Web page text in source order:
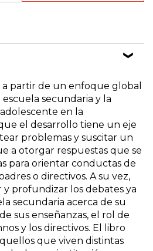
partir de un enfoque global
escuela secundaria y la
en la
el desarrollo tiene un eje
problemas y suscitar un
a otorgar respuestas que se
para orientar conductas de
o directivos. A su vez,
profundizar los debates ya
secundaria acerca de su
sus enseñanzas, el rol de
y los directivos. El libro
que viven distintas